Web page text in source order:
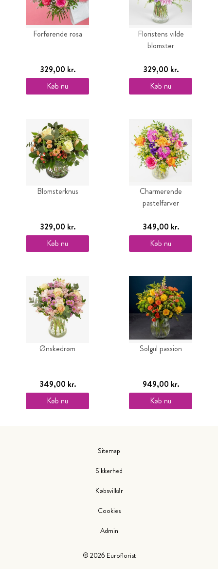
Forførende rosa
329,00 kr.
Køb nu
Floristens vilde
blomster
329,00 kr.
Køb nu
Blomsterknus
329,00 kr.
Køb nu
Charmerende
pastelfarver
349,00 kr.
Køb nu
Ønskedrøm
349,00 kr.
Køb nu
Solgul passion
949,00 kr.
Køb nu
© 2026 Euroflorist
Sitemap
Sikkerhed
Købsvilkår
Cookies
Admin